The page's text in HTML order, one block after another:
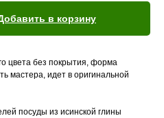
в корзину
цвета без покрытия, форма
мастера, идет в оригинальной
посуды из исинской глины